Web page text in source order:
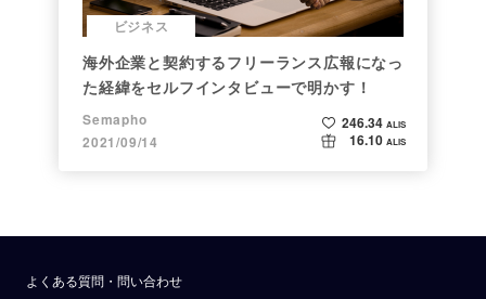
ビジネス
海外企業と契約するフリーランス広報になっ
た経緯をセルフインタビューで明かす！
Semapho
2021/09/14
246.34 ALIS
16.10 ALIS
よくある質問・問い合わせ